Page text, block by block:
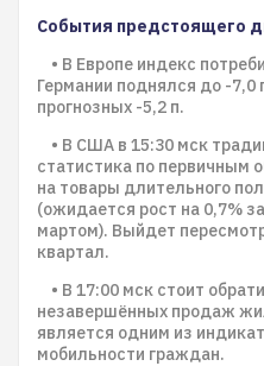
События предстоящего
• В Европе индекс
Германии поднялся до -7,0
прогнозных -5,2 п.
• В США в 15:30 мск
статистика по первичным
на товары длительного
(ожидается рост на 0,7%
мартом). Выйдет
квартал.
• В 17:00 мск стоит
незавершённых продаж
является одним из
мобильности граждан.